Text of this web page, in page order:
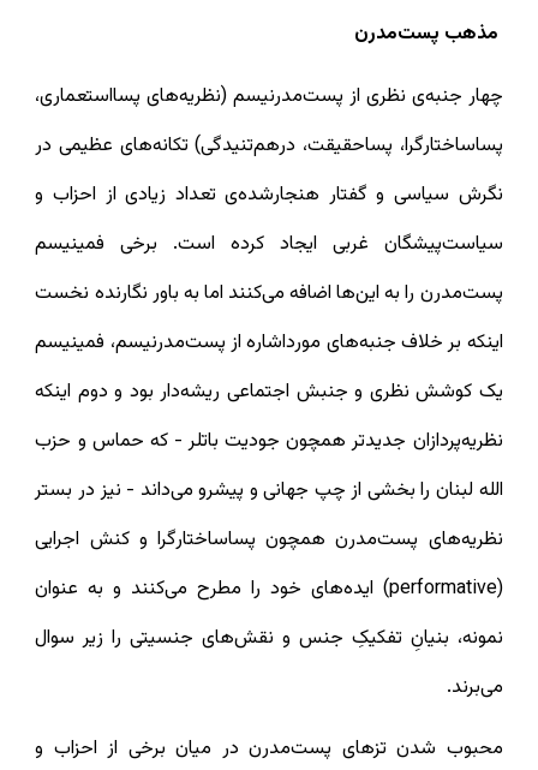
مذهب پست‌مدرن
چهار جنبه‌ی نظری از پست‌مدرنیسم (نظریه‌های پسااستعماری،
پساساختارگرا، پساحقیقت، درهم‌تنیدگی) تکانه‌های عظیمی در
نگرش سیاسی و گفتار هنجارشده‌ی تعداد زیادی از احزاب و
سیاست‌پیشگان غربی ایجاد کرده است. برخی فمینیسم
پست‌مدرن را به این‌ها اضافه می‌کنند اما به باور نگارنده نخست
اینکه بر خلاف جنبه‌های مورداشاره از پست‌مدرنیسم، فمینیسم
یک کوشش نظری و جنبش اجتماعی ریشه‌دار بود و دوم اینکه
نظریه‌پردازان جدیدتر همچون جودیت باتلر - که حماس و حزب
الله لبنان را بخشی از چپ جهانی و پیشرو می‌داند - نیز در بستر
نظریه‌های پست‌مدرن همچون پساساختارگرا و کنش اجرایی
(performative) ایده‌های خود را مطرح می‌کنند و به عنوان
نمونه، بنیانِ تفکیکِ جنس و نقش‌های جنسیتی را زیر سوال
می‌برند.
محبوب شدن تزهای پست‌مدرن در میان برخی از احزاب و